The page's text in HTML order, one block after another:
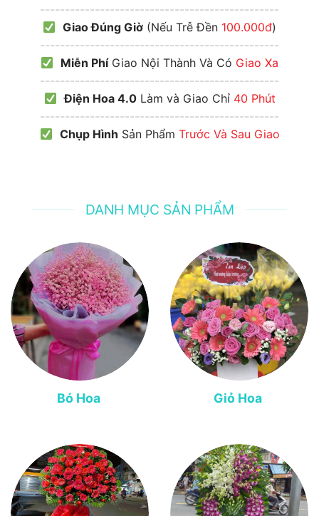
------------------------------------------------
Giao Đúng Giờ (Nếu Trễ Đền 100.000đ)
------------------------------------------------
Miễn PhíGiao Nội Thành Và Có Giao Xa
------------------------------------------------
Điện Hoa 4.0Làm và Giao Chỉ 40 Phút
------------------------------------------------
Chụp Hình Sản Phẩm Trước Và Sau Giao
DANH MỤC SẢN PHẨM
Bó Hoa Giỏ Hoa